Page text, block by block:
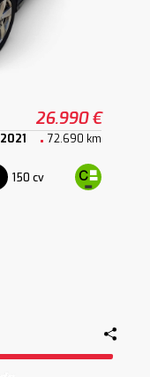
26.990 €
2021 72.690 km
150 cv